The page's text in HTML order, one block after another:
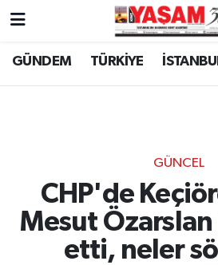
GÜNDEM TÜRKİYE
GÜNCEL
CHP'de
Mesut
etti, neler